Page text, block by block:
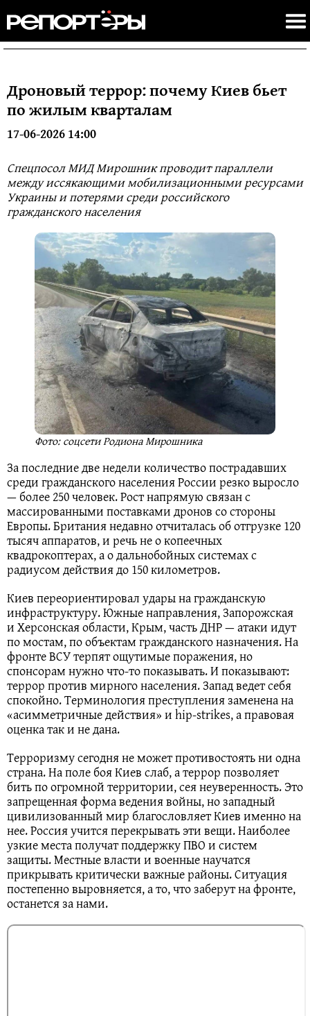
Дроновый террор: почему Киев бьет
по жилым кварталам
17-06-2026 14:00
Спецпосол МИД Мирошник проводит параллели
между иссякающими мобилизационными ресурсами
Украины и потерями среди российского
гражданского населения
Фото: соцсети Родиона Мирошника
За последние две недели количество пострадавших
среди гражданского населения России резко выросло
— более 250 человек. Рост напрямую связан с
массированными поставками дронов со стороны
Европы. Британия недавно отчиталась об отгрузке 120
тысяч аппаратов, и речь не о копеечных
квадрокоптерах, а о дальнобойных системах с
радиусом действия до 150 километров.
Киев переориентировал удары на гражданскую
инфраструктуру. Южные направления, Запорожская
и Херсонская области, Крым, часть ДНР — атаки идут
по мостам, по объектам гражданского назначения. На
фронте ВСУ терпят ощутимые поражения, но
спонсорам нужно что-то показывать. И показывают:
террор против мирного населения. Запад ведет себя
спокойно. Терминология преступления заменена на
«асимметричные действия» и hip-strikes, а правовая
оценка так и не дана.
Терроризму сегодня не может противостоять ни одна
страна. На поле боя Киев слаб, а террор позволяет
бить по огромной территории, сея неуверенность. Это
запрещенная форма ведения войны, но западный
цивилизованный мир благословляет Киев именно на
нее. Россия учится перекрывать эти вещи. Наиболее
узкие места получат поддержку ПВО и систем
защиты. Местные власти и военные научатся
прикрывать критически важные районы. Ситуация
постепенно выровняется, а то, что заберут на фронте,
останется за нами.